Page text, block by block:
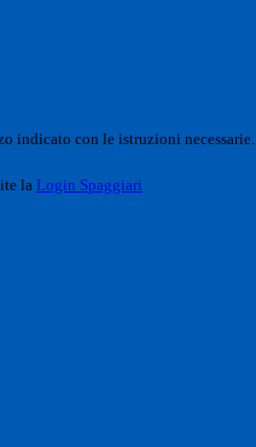
indicato con le istruzioni necessarie.
la Login Spaggiari